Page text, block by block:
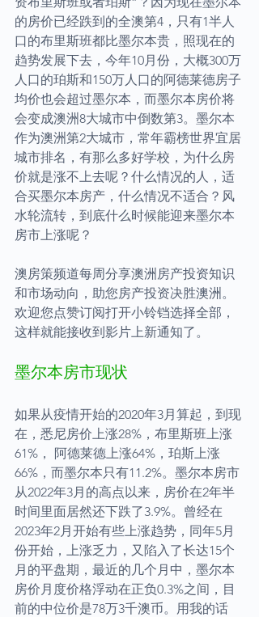
的房价已经跌到的全澳第4，只有1半人
口的布里斯班都比墨尔本贵，照现在的
趋势发展下去，今年10月份，大概300万
人口的珀斯和150万人口的阿德莱德房子
均价也会超过墨尔本，而墨尔本房价将
会变成澳洲8大城市中倒数第3。墨尔本
作为澳洲第2大城市，常年霸榜世界宜居
城市排名，有那么多好学校，为什么房
价就是涨不上去呢？什么情况的人，适
合买墨尔本房产，什么情况不适合？风
水轮流转，到底什么时候能迎来墨尔本
房市上涨呢？
澳房策频道每周分享澳洲房产投资知识
和市场动向，助您房产投资决胜澳洲。
欢迎您点赞订阅打开小铃铛选择全部，
这样就能接收到影片上新通知了。
墨尔本房市现状
如果从疫情开始的2020年3月算起，到现
在，悉尼房价上涨28%，布里斯班上涨
61%， 阿德莱德上涨64%，珀斯上涨
66%，而墨尔本只有11.2%。墨尔本房市
从2022年3月的高点以来，房价在2年半
时间里面居然还下跌了3.9%。曾经在
2023年2月开始有些上涨趋势，同年5月
份开始，上涨乏力，又陷入了长达15个
月的平盘期，最近的几个月中，墨尔本
房价月度价格浮动在正负0.3%之间，目
前的中位价是78万3千澳币。用我的话